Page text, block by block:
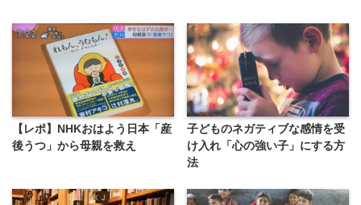
【レポ】NHKおはよう日本「産
後うつ」から母親を救え
子どものネガティブな感情を受
け入れ「心の強い子」にする方
法